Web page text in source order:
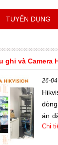
ghi và Camera
26-
án
cam
Chi
TUYỂN DỤNG